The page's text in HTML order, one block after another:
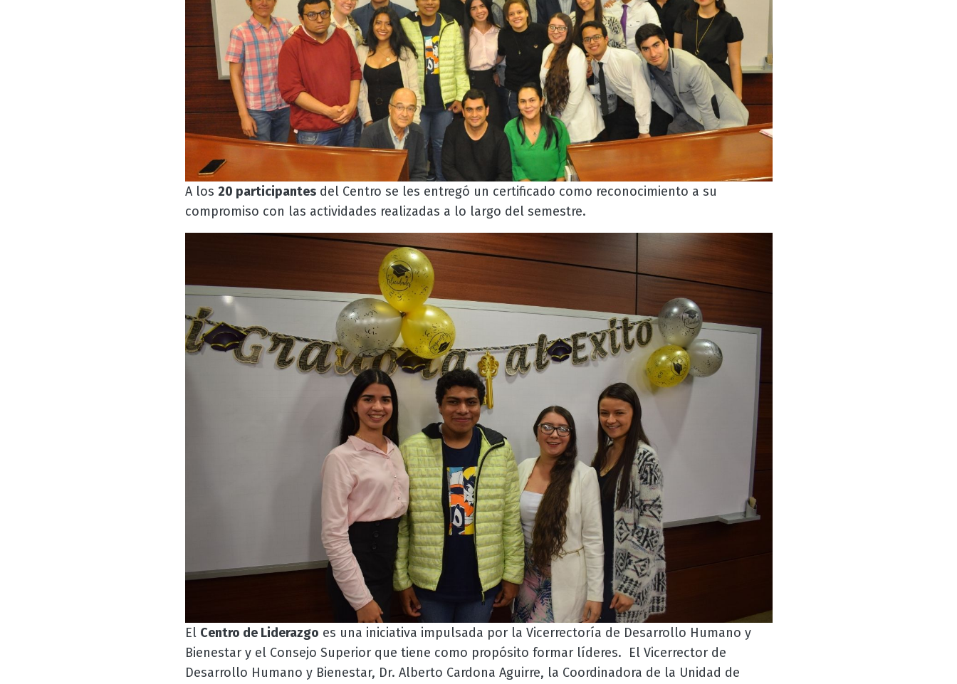
A los 20 participantesdel Centro se les entregó un certificado como reconocimiento a su
compromiso con las actividades realizadas a lo largo del semestre.
El Centro de Liderazgo es una iniciativa impulsada porla Vicerrectoría de Desarrollo Humano y
Bienestar y el Consejo Superior que tiene como propósito formar líderes. El Vicerrector de
Desarrollo Humano y Bienestar, Dr. Alberto Cardona Aguirre, la Coordinadora de la Unidad de